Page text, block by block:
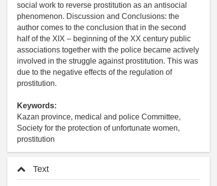
social work to reverse prostitution as an antisocial
phenomenon. Discussion and Conclusions: the
author comes to the conclusion that in the second
half of the XIX – beginning of the XX century public
associations together with the police became actively
involved in the struggle against prostitution. This was
due to the negative effects of the regulation of
prostitution.
Keywords:
Kazan province, medical and police Committee,
Society for the protection of unfortunate women,
prostitution
Text